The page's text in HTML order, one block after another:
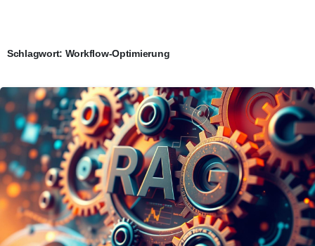
Schlagwort: Workflow-Optimierung
0